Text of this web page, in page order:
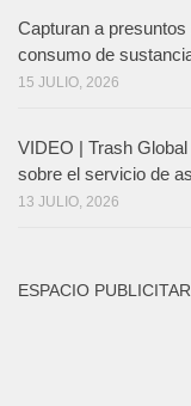
Capturan a
consumo de
15 JULIO, 2026
VIDEO | Trash
sobre el servicio de
13 JULIO, 2026
ESPACIO